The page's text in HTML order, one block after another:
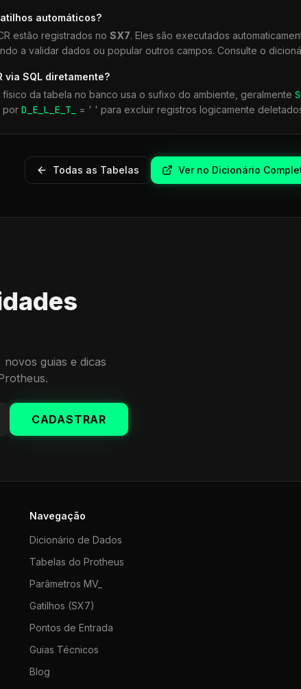
automáticos?
estão registrados no SX7. Eles são executados
a validar dados ou popular outros campos. Consulte o
via SQL diretamente?
da tabela no banco usa o sufixo do ambiente, geralmente
por D_E_L_E_T_ = ' ' para excluir registros logicamente
Todas as Tabelas Ver no Dicionário
guias e dicas
CADASTRAR
Navegação
Dicionário de Dados
Tabelas do Protheus
Parâmetros MV_
Gatilhos (SX7)
Pontos de Entrada
Guias Técnicos
Blog